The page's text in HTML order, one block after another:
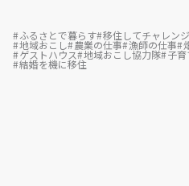
ふるさとで暮らす 移住してチャレンジ
地域おこし 農業の仕事 漁師の仕事
ゲストハウス 地域おこし協力隊 子育
結婚を機に移住